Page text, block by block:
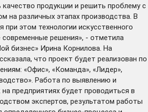
продукции и решить проблему с
на различных этапах производства. В
при этом технологии искусственного
современные решения», - отметила
бизнес» Ирина Корнилова. На
что проект будет реализован по
«Офис», «Команда», «Лидер»,
Работа по выявлению и
предприятиях будет проводиться в
экспертов, результатом работы